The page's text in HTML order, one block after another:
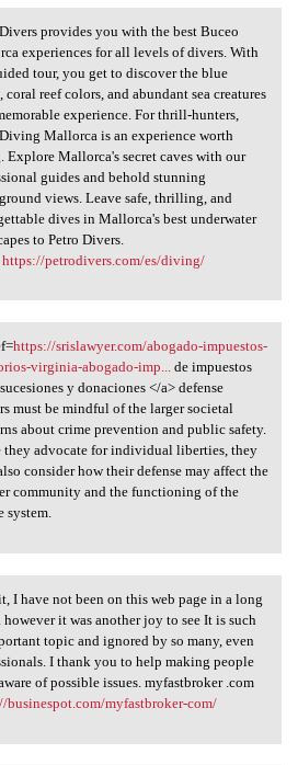
provides you
provides you with the best Buceo
experiences for all levels of divers. With
tour, you get to discover the blue
coral reef colors, and abundant sea creatures
experience. For thrill-hunters,
Mallorca is an experience worth
Explore Mallorca's secret caves with our
guides and behold stunning
views. Leave safe, thrilling, and
dives in Mallorca's best underwater
to Petro Divers.
https://petrodivers.com/es/diving/
srislawyer
https://srislawyer.com/abogado-impuestos-
virginia-abogado-imp...de impuestos
y donaciones </a> defense
must be mindful of the larger societal
about crime prevention and public safety.
they advocate for individual liberties, they
consider how their defense may affect the
community and the functioning of the
system.
I have not been on
I have not been on this web page in a long
however it was another joy to see It is such
topic and ignored by so many, even
I thank you to help making people
of possible issues. myfastbroker .com
businespot.com/myfastbroker-com/